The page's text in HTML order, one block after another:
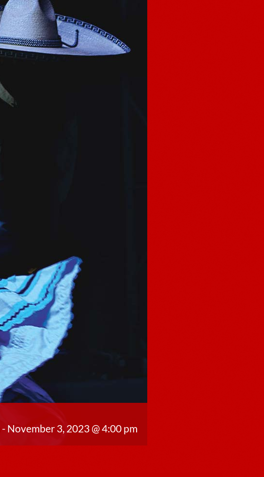
-November 3, 2023 @ 4:00 pm